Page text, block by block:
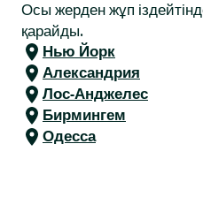
Осы жерден жұп
қарайды.
Нью Йорк
Александрия
Лос-Анджелес
Бирмингем
Одесса